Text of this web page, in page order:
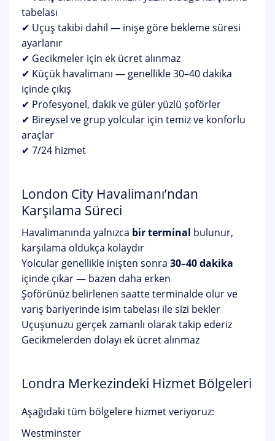
tabelası
✔ Uçuş takibi dahil — inişe göre bekleme süresi
ayarlanır
✔ Gecikmeler için ek ücret alınmaz
✔ Küçük havalimanı — genellikle 30–40 dakika
içinde çıkış
✔ Profesyonel, dakik ve güler yüzlü şoförler
✔ Bireysel ve grup yolcular için temiz ve konforlu
araçlar
✔ 7/24 hizmet
London City Havalimanı’ndan
Karşılama Süreci
Havalimanında yalnızca bir terminal bulunur,
karşılama oldukça kolaydır
Yolcular genellikle inişten sonra 30–40 dakika
içinde çıkar — bazen daha erken
Şoförünüz belirlenen saatte terminalde olur ve
varış bariyerinde isim tabelası ile sizi bekler
Uçuşunuzu gerçek zamanlı olarak takip ederiz
Gecikmelerden dolayı ek ücret alınmaz
Londra Merkezindeki Hizmet Bölgeleri
Aşağıdaki tüm bölgelere hizmet veriyoruz:
Westminster